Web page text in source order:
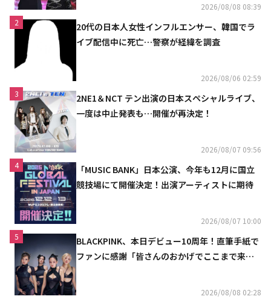
2026/08/08 08:39
2
20代の日本人女性インフルエンサー、韓国でラ
イブ配信中に死亡…警察が経緯を調査
2026/08/06 02:59
3
2NE1＆NCT テン出演の日本スペシャルライブ、
一度は中止発表も…開催が再決定！
2026/08/07 09:56
4
「MUSIC BANK」日本公演、今年も12月に国立
競技場にて開催決定！出演アーティストに期待
2026/08/07 10:00
5
BLACKPINK、本日デビュー10周年！直筆手紙で
ファンに感謝「皆さんのおかげでここまで来ら
2026/08/08 02:28